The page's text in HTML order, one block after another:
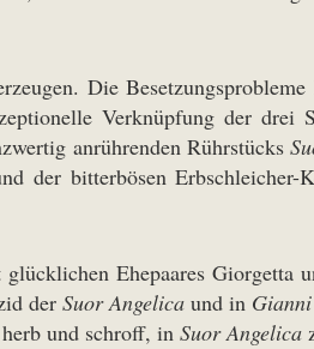
Die
Verknüpfung der drei
anrührenden Rührstücks
bitterbösen Erbschleicher-
Ehepaares Giorgetta
der Suor Angelicaund in
und schroff, in Suor Angelica